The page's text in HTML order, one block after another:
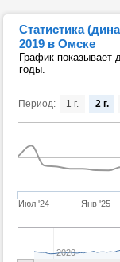
Статистика
2019 в Омске
График
годы.
Период:
Июл '24 Янв '25
2020
1 г. 2 г.